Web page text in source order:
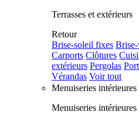
Terrasses et extérieurs
Retour
Brise-soleil fixes
Carports Clôtures
extérieurs Pergolas
Vérandas Voir tout
Menuiseries intérieures
Menuiseries intérieures